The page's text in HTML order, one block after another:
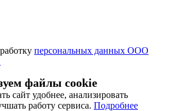
персональных данных ООО
файлы cookie
сайт удобнее, анализировать
работу сервиса. Подробнее